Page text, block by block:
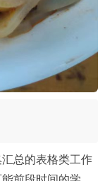
总的表格类工作